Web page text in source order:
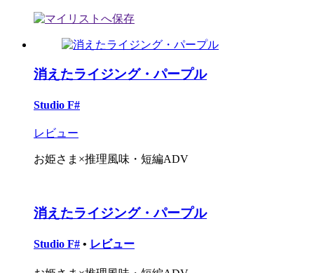
消えたライジング・パープル
Studio F#
レビュー
お姫さま×推理風味・短編ADV
消えたライジング・パープル
Studio F# • レビュー